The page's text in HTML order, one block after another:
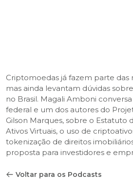
Criptomoedas já fazem parte das
mas ainda levantam dúvidas
no Brasil. Magali Amboni
federal e um dos autores do
Gilson Marques, sobre o Estatuto
Ativos Virtuais, o uso de
tokenização de direitos
proposta para investidores e
Voltar para os Podcasts